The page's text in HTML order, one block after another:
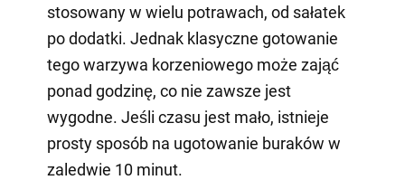
stosowany w wielu potrawach, od sałatek
po dodatki. Jednak klasyczne gotowanie
tego warzywa korzeniowego może zająć
ponad godzinę, co nie zawsze jest
wygodne. Jeśli czasu jest mało, istnieje
prosty sposób na ugotowanie buraków w
zaledwie 10 minut.